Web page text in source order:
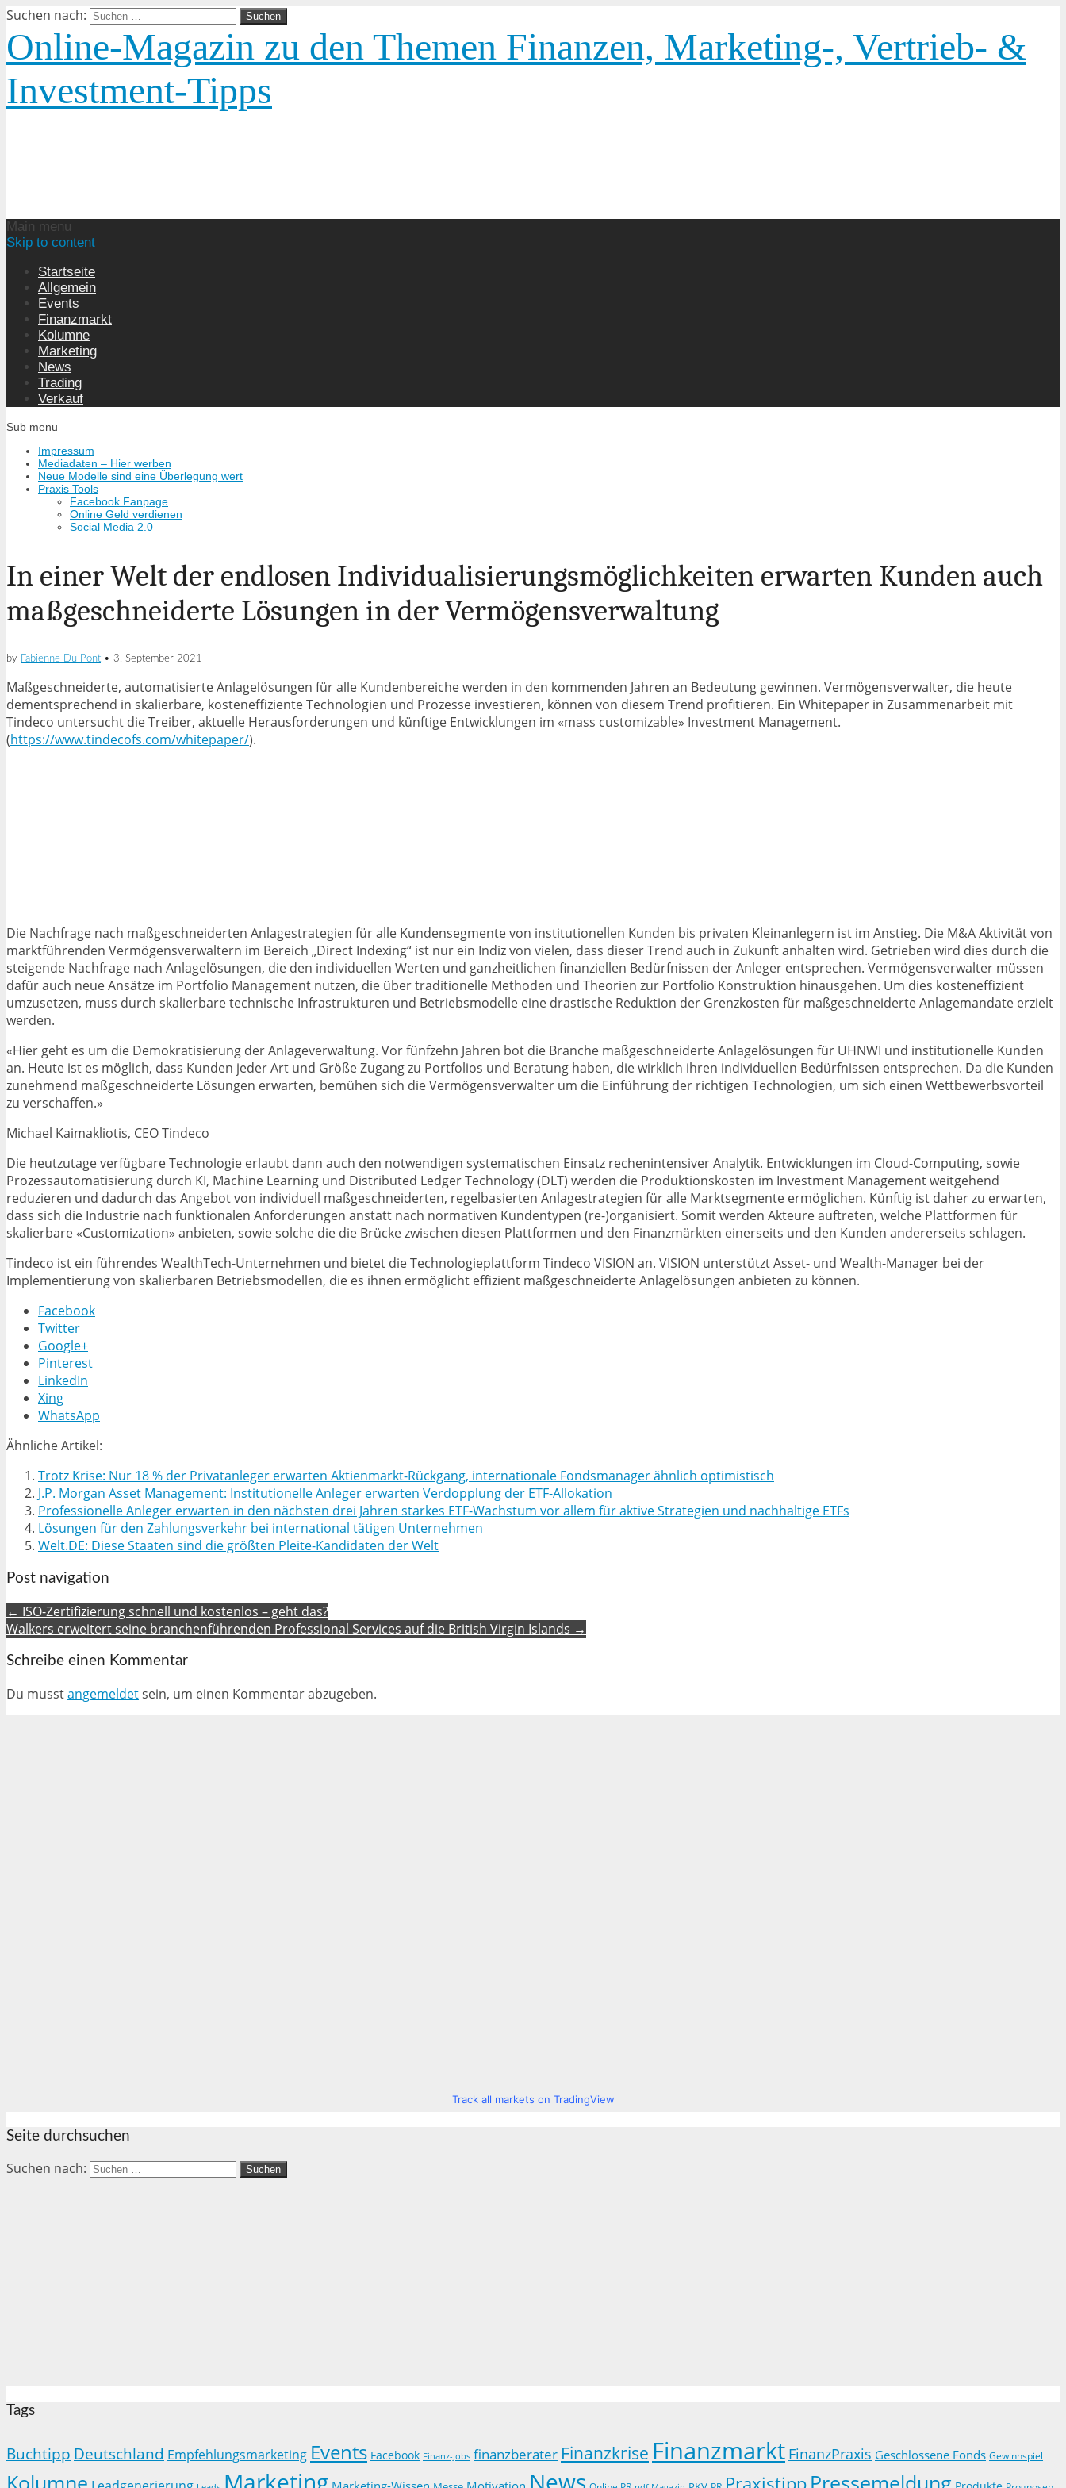
Suchen nach:
Online-Magazin zu den Themen Finanzen, Marketing-, Vertrieb- &
Investment-Tipps
Main menu
Skip to content
Startseite
Allgemein
Events
Finanzmarkt
Kolumne
Marketing
News
Trading
Verkauf
Sub menu
Impressum
Mediadaten – Hier werben
Neue Modelle sind eine Überlegung wert
Praxis Tools
Facebook Fanpage
Online Geld verdienen
Social Media 2.0
In einer Welt der endlosen Individualisierungsmöglichkeiten erwarten Kunden auch
maßgeschneiderte Lösungen in der Vermögensverwaltung
by Fabienne Du Pont • 3. September 2021
Maßgeschneiderte, automatisierte Anlagelösungen für alle Kundenbereiche werden in den kommenden Jahren an Bedeutung gewinnen. Vermögensverwalter, die heute
dementsprechend in skalierbare, kosteneffiziente Technologien und Prozesse investieren, können von diesem Trend profitieren. Ein Whitepaper in Zusammenarbeit mit
Tindeco untersucht die Treiber, aktuelle Herausforderungen und künftige Entwicklungen im «mass customizable» Investment Management.
(https://www.tindecofs.com/whitepaper/).
Die Nachfrage nach maßgeschneiderten Anlagestrategien für alle Kundensegmente von institutionellen Kunden bis privaten Kleinanlegern ist im Anstieg. Die M&A Aktivität von
marktführenden Vermögensverwaltern im Bereich „Direct Indexing“ ist nur ein Indiz von vielen, dass dieser Trend auch in Zukunft anhalten wird. Getrieben wird dies durch die
steigende Nachfrage nach Anlagelösungen, die den individuellen Werten und ganzheitlichen finanziellen Bedürfnissen der Anleger entsprechen. Vermögensverwalter müssen
dafür auch neue Ansätze im Portfolio Management nutzen, die über traditionelle Methoden und Theorien zur Portfolio Konstruktion hinausgehen. Um dies kosteneffizient
umzusetzen, muss durch skalierbare technische Infrastrukturen und Betriebsmodelle eine drastische Reduktion der Grenzkosten für maßgeschneiderte Anlagemandate erzielt
werden.
«Hier geht es um die Demokratisierung der Anlageverwaltung. Vor fünfzehn Jahren bot die Branche maßgeschneiderte Anlagelösungen für UHNWI und institutionelle Kunden
an. Heute ist es möglich, dass Kunden jeder Art und Größe Zugang zu Portfolios und Beratung haben, die wirklich ihren individuellen Bedürfnissen entsprechen. Da die Kunden
zunehmend maßgeschneiderte Lösungen erwarten, bemühen sich die Vermögensverwalter um die Einführung der richtigen Technologien, um sich einen Wettbewerbsvorteil
zu verschaffen.»
Michael Kaimakliotis, CEO Tindeco
Die heutzutage verfügbare Technologie erlaubt dann auch den notwendigen systematischen Einsatz rechenintensiver Analytik. Entwicklungen im Cloud-Computing, sowie
Prozessautomatisierung durch KI, Machine Learning und Distributed Ledger Technology (DLT) werden die Produktionskosten im Investment Management weitgehend
reduzieren und dadurch das Angebot von individuell maßgeschneiderten, regelbasierten Anlagestrategien für alle Marktsegmente ermöglichen. Künftig ist daher zu erwarten,
dass sich die Industrie nach funktionalen Anforderungen anstatt nach normativen Kundentypen (re-)organisiert. Somit werden Akteure auftreten, welche Plattformen für
skalierbare «Customization» anbieten, sowie solche die die Brücke zwischen diesen Plattformen und den Finanzmärkten einerseits und den Kunden andererseits schlagen.
Tindeco ist ein führendes WealthTech-Unternehmen und bietet die Technologieplattform Tindeco VISION an. VISION unterstützt Asset- und Wealth-Manager bei der
Implementierung von skalierbaren Betriebsmodellen, die es ihnen ermöglicht effizient maßgeschneiderte Anlagelösungen anbieten zu können.
Facebook
Twitter
Google+
Pinterest
LinkedIn
Xing
WhatsApp
Ähnliche Artikel:
Trotz Krise: Nur 18 % der Privatanleger erwarten Aktienmarkt-Rückgang, internationale Fondsmanager ähnlich optimistisch
J.P. Morgan Asset Management: Institutionelle Anleger erwarten Verdopplung der ETF-Allokation
Professionelle Anleger erwarten in den nächsten drei Jahren starkes ETF-Wachstum vor allem für aktive Strategien und nachhaltige ETFs
Lösungen für den Zahlungsverkehr bei international tätigen Unternehmen
Welt.DE: Diese Staaten sind die größten Pleite-Kandidaten der Welt
Post navigation
← ISO-Zertifizierung schnell und kostenlos – geht das?
Walkers erweitert seine branchenführenden Professional Services auf die British Virgin Islands →
Schreibe einen Kommentar
Du musstangemeldetsein, um einen Kommentar abzugeben.
Track all markets on TradingView
Seite durchsuchen
Suchen nach:
Tags
Buchtipp Deutschland Empfehlungsmarketing Events Facebook Finanz-Jobs finanzberater Finanzkrise Finanzmarkt FinanzPraxis Geschlossene Fonds Gewinnspiel
Kolumne Marketing News Pressemeldung